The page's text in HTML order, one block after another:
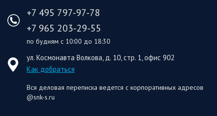
+7 495 797-97-78
+7 965 203-29-55
по будням с 10:00 до 18:30
ул. Космонавта Волкова, д. 10, стр. 1, офис 902
Как добраться
Вся деловая переписка ведется с корпоративных адресов
@snk-s.ru